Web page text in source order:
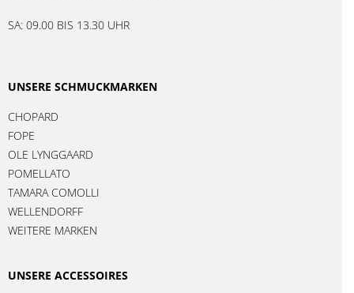
SA: 09.00 BIS 13.30 UHR
UNSERE SCHMUCKMARKEN
CHOPARD
FOPE
OLE LYNGGAARD
POMELLATO
TAMARA COMOLLI
WELLENDORFF
WEITERE MARKEN
UNSERE ACCESSOIRES